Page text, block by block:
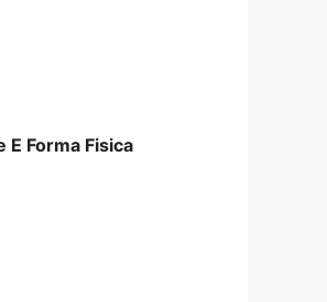
E Forma Fisica